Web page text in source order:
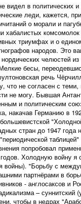
видел в политических
леди, кажется,
о морали и
триумфах и о
народов. Это
челюстей из
бесы,
речь
не согласен с
не могу. Бывшая
и политическим
накачав Германию в
стран до 1947 года
попробовал
Холодную войну
"Борьбу с
партнёрами в
- англосаксов и
–
чтобы в недрах